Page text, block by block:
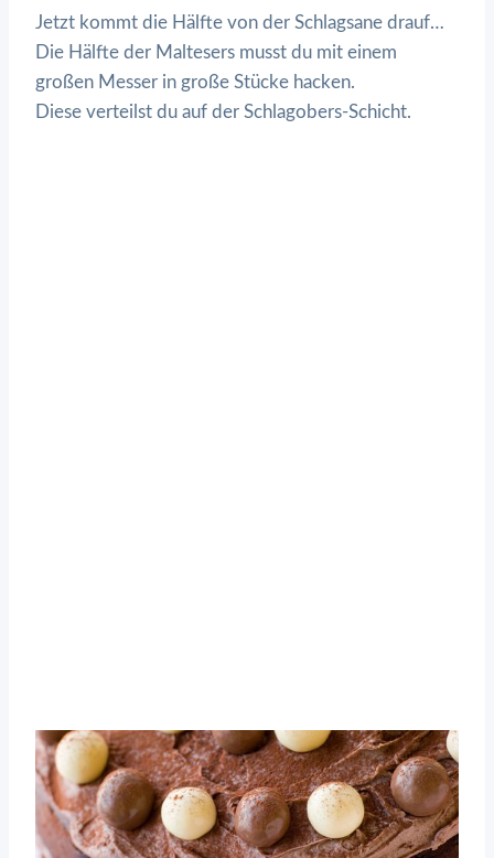
Jetzt kommt die Hälfte von der Schlagsane drauf…
Die Hälfte der Maltesers musst du mit einem
großen Messer in große Stücke hacken.
Diese verteilst du auf der Schlagobers-Schicht.